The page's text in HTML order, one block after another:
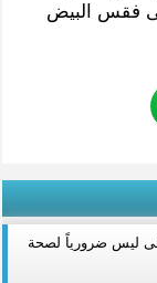
فقس البيض
ليس ضرورياً لصحة